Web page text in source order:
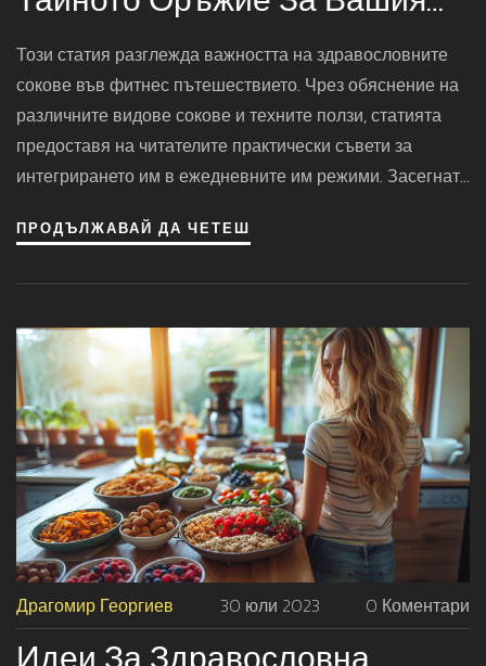
Фитнес Път
Този статия разглежда важността на здравословните
сокове във фитнес пътешествието. Чрез обяснение на
различните видове сокове и техните ползи, статията
предоставя на читателите практически съвети за
интегрирането им в ежедневните им режими. Засегнати
направим здравословен сок у дома, както и конкретни
ПРОДЪЛЖАВАЙ ДА ЧЕТЕШ
Драгомир Георгиев 30 юли 2023 0 Коментари